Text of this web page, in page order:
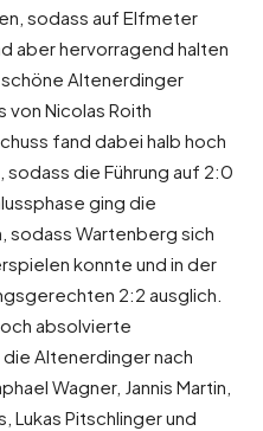
sodass auf Elfmeter
aber hervorragend halten
Altenerdinger
von Nicolas Roith
fand dabei halb hoch
sodass die Führung auf 2:0
ging die
sodass Wartenberg sich
konnte und in der
2:2 ausglich.
absolvierte
Altenerdinger nach
Wagner, Jannis Martin,
Lukas Pitschlinger und